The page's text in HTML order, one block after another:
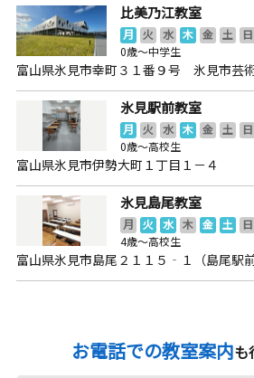
比美乃江教室
月 火 水 木 金 土
日
0歳～中学生
富山県氷見市幸町３１番９号 氷見市芸
氷見駅前教室
月 火 水 木 金 土
日
0歳～高校生
富山県氷見市伊勢大町１丁目１－４
氷見島尾教室
月 火 水 木 金 土
日
4歳～高校生
富山県氷見市島尾２１１５‐１（島尾駅前
お電話での教室案内も